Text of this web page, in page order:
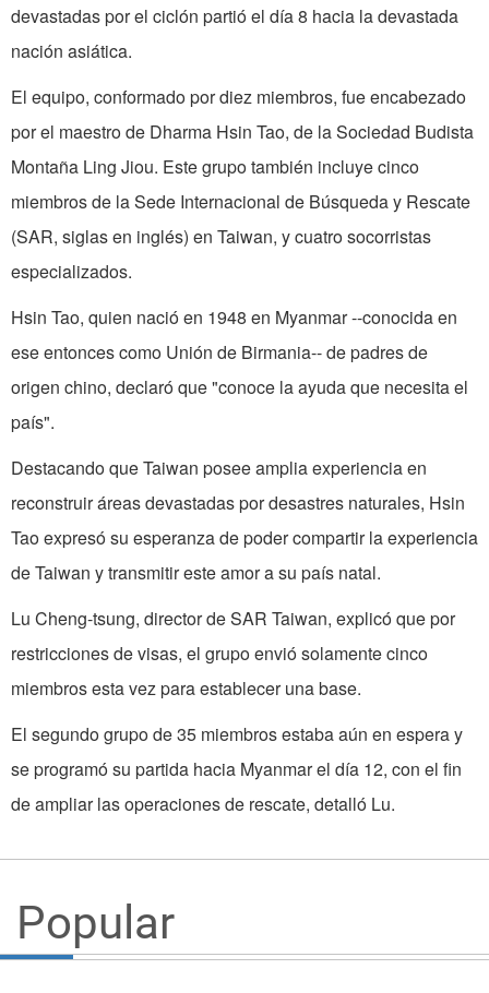
devastadas por el ciclón partió el día 8 hacia la devastada
nación asiática.
El equipo, conformado por diez miembros, fue encabezado
por el maestro de Dharma Hsin Tao, de la Sociedad Budista
Montaña Ling Jiou. Este grupo también incluye cinco
miembros de la Sede Internacional de Búsqueda y Rescate
(SAR, siglas en inglés) en Taiwan, y cuatro socorristas
especializados.
Hsin Tao, quien nació en 1948 en Myanmar --conocida en
ese entonces como Unión de Birmania-- de padres de
origen chino, declaró que "conoce la ayuda que necesita el
país".
Destacando que Taiwan posee amplia experiencia en
reconstruir áreas devastadas por desastres naturales, Hsin
Tao expresó su esperanza de poder compartir la experiencia
de Taiwan y transmitir este amor a su país natal.
Lu Cheng-tsung, director de SAR Taiwan, explicó que por
restricciones de visas, el grupo envió solamente cinco
miembros esta vez para establecer una base.
El segundo grupo de 35 miembros estaba aún en espera y
se programó su partida hacia Myanmar el día 12, con el fin
de ampliar las operaciones de rescate, detalló Lu.
Popular